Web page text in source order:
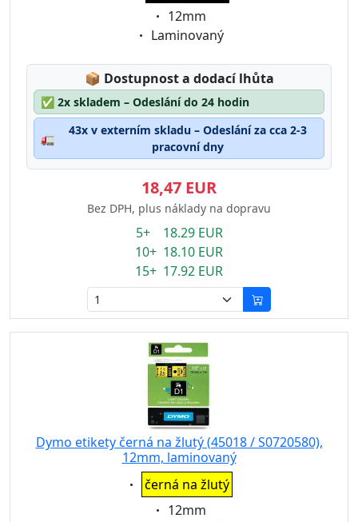
Eigenschaft:
12mm
Eigenschaft:
Laminovaný
📦 Lagerstatus:
Dostupnost a dodací lhůta
✅ 2x skladem – Odeslání do 24 hodin
🚛
43x v externím skladu – Odeslání za cca 2-3
pracovní dny
18,47 EUR
Bez DPH, plus náklady na dopravu
5+ 18.29 EUR
10+ 18.10 EUR
15+ 17.92 EUR
Dymo etikety černá na žlutý (45018 / S0720580),
12mm, laminovaný
Eigenschaft:
černá na žlutý
Eigenschaft:
12mm